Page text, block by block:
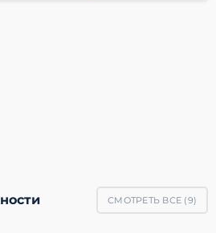
СМОТРЕТЬ ВСЕ (9)